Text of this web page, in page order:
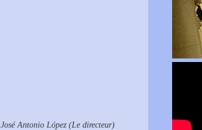
José Antonio López (Le directeur)